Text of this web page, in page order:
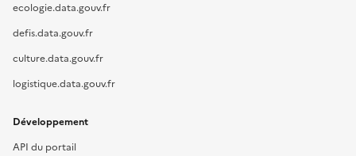
ecologie.data.gouv.fr
defis.data.gouv.fr
culture.data.gouv.fr
logistique.data.gouv.fr
Développement
API du portail